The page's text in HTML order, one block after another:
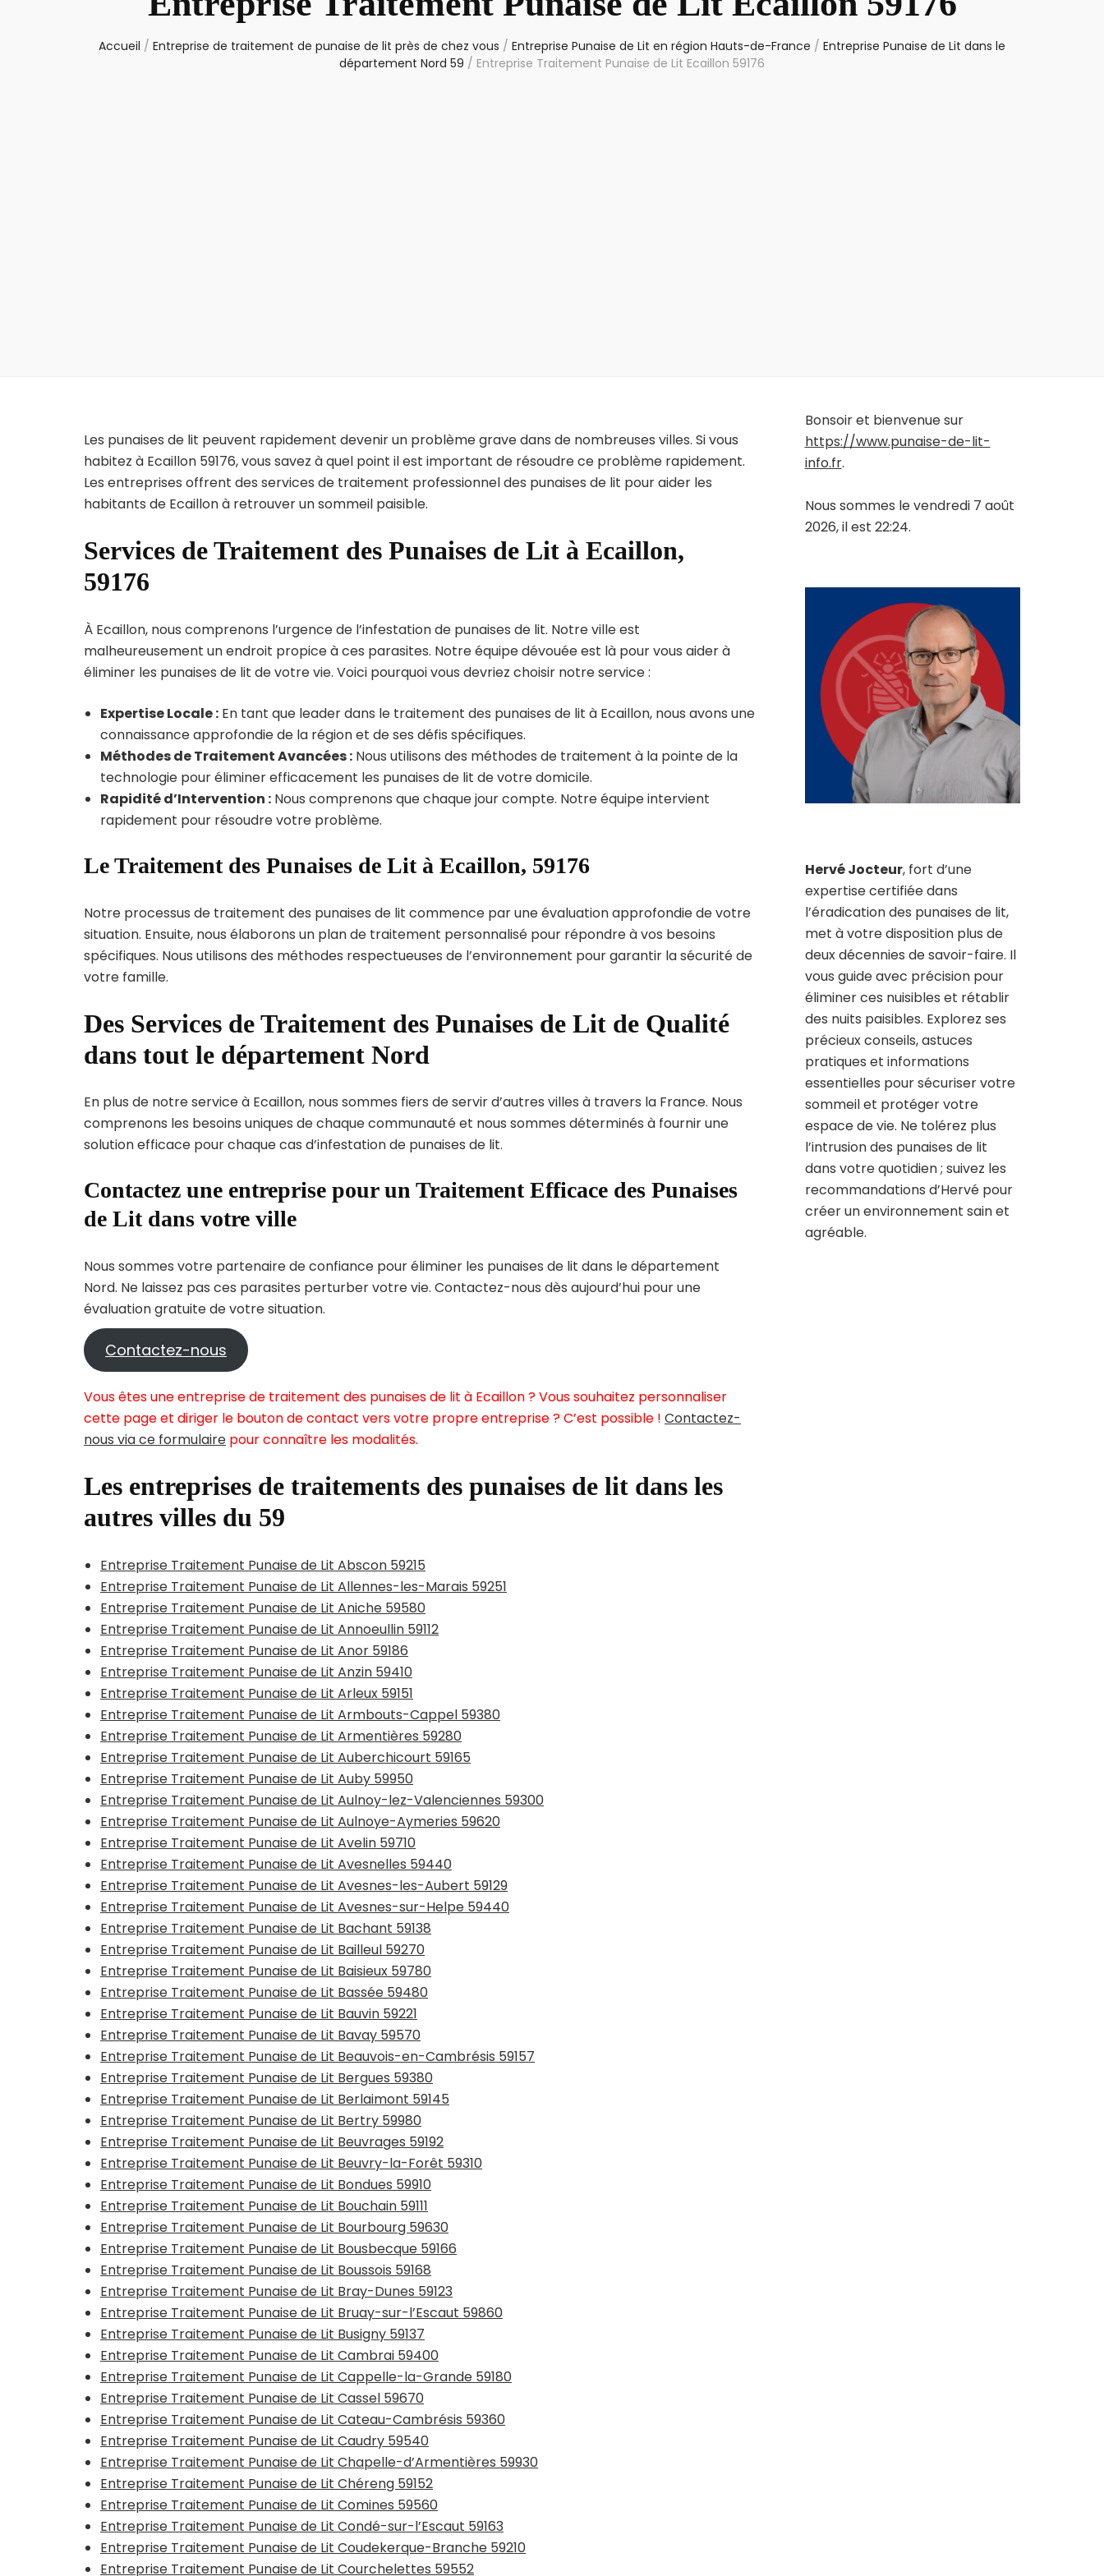
Accueil / Entreprise de traitement de punaise de lit près de chez vous / Entreprise Punaise de Lit en région Hauts-de-France / Entreprise Punaise de Lit dans le
département Nord 59 / Entreprise Traitement Punaise de Lit Ecaillon 59176
Les punaises de lit peuvent rapidement devenir un problème grave dans de nombreuses villes. Si vous
habitez à Ecaillon 59176, vous savez à quel point il est important de résoudre ce problème rapidement.
Les entreprises offrent des services de traitement professionnel des punaises de lit pour aider les
habitants de Ecaillon à retrouver un sommeil paisible.
Services de Traitement des Punaises de Lit à Ecaillon,
59176
À Ecaillon, nous comprenons l’urgence de l’infestation de punaises de lit. Notre ville est
malheureusement un endroit propice à ces parasites. Notre équipe dévouée est là pour vous aider à
éliminer les punaises de lit de votre vie. Voici pourquoi vous devriez choisir notre service :
Expertise Locale : En tant que leader dans le traitement des punaises de lit à Ecaillon, nous avons une
connaissance approfondie de la région et de ses défis spécifiques.
Méthodes de Traitement Avancées : Nous utilisons des méthodes de traitement à la pointe de la
technologie pour éliminer efficacement les punaises de lit de votre domicile.
Rapidité d’Intervention : Nous comprenons que chaque jour compte. Notre équipe intervient
rapidement pour résoudre votre problème.
Le Traitement des Punaises de Lit à Ecaillon, 59176
Notre processus de traitement des punaises de lit commence par une évaluation approfondie de votre
situation. Ensuite, nous élaborons un plan de traitement personnalisé pour répondre à vos besoins
spécifiques. Nous utilisons des méthodes respectueuses de l’environnement pour garantir la sécurité de
votre famille.
Des Services de Traitement des Punaises de Lit de Qualité
dans tout le département Nord
En plus de notre service à Ecaillon, nous sommes fiers de servir d’autres villes à travers la France. Nous
comprenons les besoins uniques de chaque communauté et nous sommes déterminés à fournir une
solution efficace pour chaque cas d’infestation de punaises de lit.
Contactez une entreprise pour un Traitement Efficace des Punaises
de Lit dans votre ville
Nous sommes votre partenaire de confiance pour éliminer les punaises de lit dans le département
Nord. Ne laissez pas ces parasites perturber votre vie. Contactez-nous dès aujourd’hui pour une
évaluation gratuite de votre situation.
Contactez-nous
Vous êtes une entreprise de traitement des punaises de lit à Ecaillon ? Vous souhaitez personnaliser
cette page et diriger le bouton de contact vers votre propre entreprise ? C’est possible ! Contactez-
nous via ce formulaire pour connaître les modalités.
Les entreprises de traitements des punaises de lit dans les
autres villes du 59
Entreprise Traitement Punaise de Lit Abscon 59215
Entreprise Traitement Punaise de Lit Allennes-les-Marais 59251
Entreprise Traitement Punaise de Lit Aniche 59580
Entreprise Traitement Punaise de Lit Annoeullin 59112
Entreprise Traitement Punaise de Lit Anor 59186
Entreprise Traitement Punaise de Lit Anzin 59410
Entreprise Traitement Punaise de Lit Arleux 59151
Entreprise Traitement Punaise de Lit Armbouts-Cappel 59380
Entreprise Traitement Punaise de Lit Armentières 59280
Entreprise Traitement Punaise de Lit Auberchicourt 59165
Entreprise Traitement Punaise de Lit Auby 59950
Entreprise Traitement Punaise de Lit Aulnoy-lez-Valenciennes 59300
Entreprise Traitement Punaise de Lit Aulnoye-Aymeries 59620
Entreprise Traitement Punaise de Lit Avelin 59710
Entreprise Traitement Punaise de Lit Avesnelles 59440
Entreprise Traitement Punaise de Lit Avesnes-les-Aubert 59129
Entreprise Traitement Punaise de Lit Avesnes-sur-Helpe 59440
Entreprise Traitement Punaise de Lit Bachant 59138
Entreprise Traitement Punaise de Lit Bailleul 59270
Entreprise Traitement Punaise de Lit Baisieux 59780
Entreprise Traitement Punaise de Lit Bassée 59480
Entreprise Traitement Punaise de Lit Bauvin 59221
Entreprise Traitement Punaise de Lit Bavay 59570
Entreprise Traitement Punaise de Lit Beauvois-en-Cambrésis 59157
Entreprise Traitement Punaise de Lit Bergues 59380
Entreprise Traitement Punaise de Lit Berlaimont 59145
Entreprise Traitement Punaise de Lit Bertry 59980
Entreprise Traitement Punaise de Lit Beuvrages 59192
Entreprise Traitement Punaise de Lit Beuvry-la-Forêt 59310
Entreprise Traitement Punaise de Lit Bondues 59910
Entreprise Traitement Punaise de Lit Bouchain 59111
Entreprise Traitement Punaise de Lit Bourbourg 59630
Entreprise Traitement Punaise de Lit Bousbecque 59166
Entreprise Traitement Punaise de Lit Boussois 59168
Entreprise Traitement Punaise de Lit Bray-Dunes 59123
Entreprise Traitement Punaise de Lit Bruay-sur-l’Escaut 59860
Entreprise Traitement Punaise de Lit Busigny 59137
Entreprise Traitement Punaise de Lit Cambrai 59400
Entreprise Traitement Punaise de Lit Cappelle-la-Grande 59180
Entreprise Traitement Punaise de Lit Cassel 59670
Entreprise Traitement Punaise de Lit Cateau-Cambrésis 59360
Entreprise Traitement Punaise de Lit Caudry 59540
Entreprise Traitement Punaise de Lit Chapelle-d’Armentières 59930
Entreprise Traitement Punaise de Lit Chéreng 59152
Entreprise Traitement Punaise de Lit Comines 59560
Entreprise Traitement Punaise de Lit Condé-sur-l’Escaut 59163
Entreprise Traitement Punaise de Lit Coudekerque-Branche 59210
Entreprise Traitement Punaise de Lit Courchelettes 59552
Bonsoir et bienvenue sur
https://www.punaise-de-lit-
info.fr.
Nous sommes le vendredi 7 août
2026, il est 22:24.
Hervé Jocteur, fort d’une
expertise certifiée dans
l’éradication des punaises de lit,
met à votre disposition plus de
deux décennies de savoir-faire. Il
vous guide avec précision pour
éliminer ces nuisibles et rétablir
des nuits paisibles. Explorez ses
précieux conseils, astuces
pratiques et informations
essentielles pour sécuriser votre
sommeil et protéger votre
espace de vie. Ne tolérez plus
l’intrusion des punaises de lit
dans votre quotidien ; suivez les
recommandations d’Hervé pour
créer un environnement sain et
agréable.